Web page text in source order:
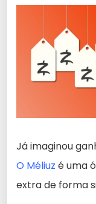
Já imaginou
O Méliuz é uma
extra de forma